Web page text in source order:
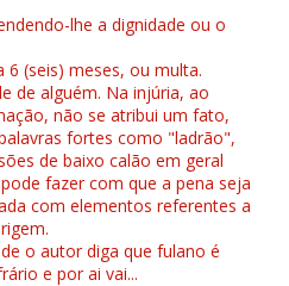
lhe a dignidade ou o
6 (seis) meses, ou multa.
de alguém. Na injúria, ao
não se atribui um fato,
fortes como "ladrão",
de baixo calão em geral
fazer com que a pena seja
com elementos referentes a
o autor diga que fulano é
e por ai vai...